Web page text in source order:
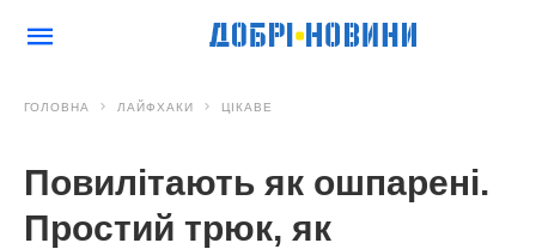
ГОЛОВНА ЛАЙФХАКИ ЦІКАВЕ
Повилітають як ошпарені.
Простий трюк, як